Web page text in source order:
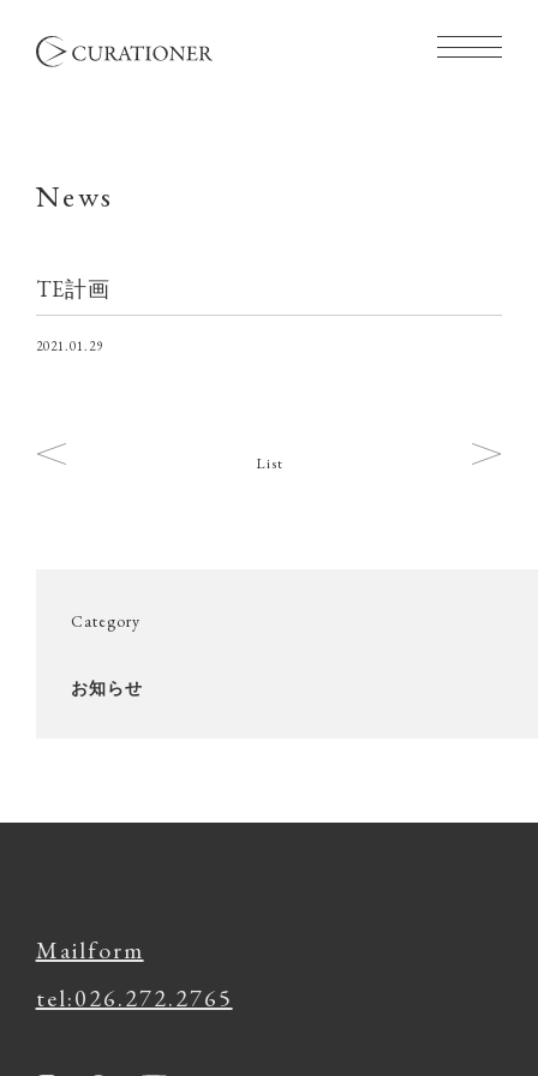
News
TE計画
2021.01.29
List
Category
お知らせ
Mailform
tel:026.272.2765